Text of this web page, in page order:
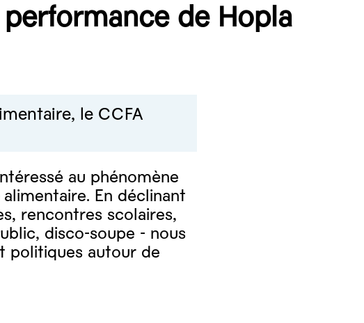
de Hopla
le CCFA
au phénomène
En déclinant
rencontres scolaires,
disco-soupe - nous
politiques autour de